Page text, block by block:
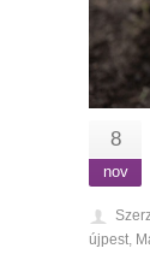
8
nov
újpest